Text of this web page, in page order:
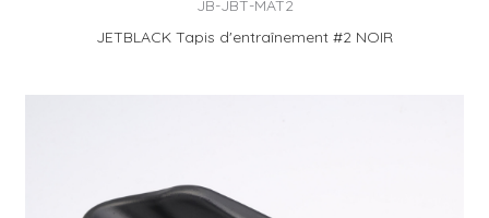
JB-JBT-MAT2
JETBLACK Tapis d'entraînement #2 NOIR